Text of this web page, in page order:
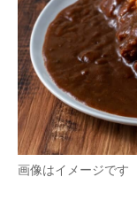
画像はイメージです